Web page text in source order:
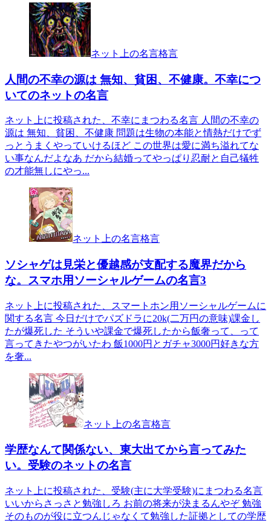
ネット上の名言格言
人間の不幸の源は 無知、貧困、不健康。不幸につ
いてのネットの名言
ネット上に投稿された、不幸にまつわる名言 人間の不幸の
源は 無知、貧困、不健康 問題は生物の本能と情熱だけでず
っとうまくやっていけるほど この世界は愛に満ち溢れてな
い事なんだよなあ だから結婚ってやっぱり忍耐と自己犠牲
の才能無しにやっ...
ネット上の名言格言
ソシャゲは見栄と優越感が支配する魔界だから
な。スマホ用ソーシャルゲームの名言3
ネット上に投稿された、スマートホン用ソーシャルゲームに
関する名言 今日だけでパズドラに20k(二万円の意味)課金し
たが爆死した そういや課金で爆死したから飯奢って、って
言ってきたやつがいたわ 飯1000円とガチャ3000円好きな方
を奢...
ネット上の名言格言
学歴なんて関係ない、東大出てから言ってみた
い。受験のネットの名言
ネット上に投稿された、受験(主に大学受験)にまつわる名言
いいからさっさと勉強しろ お前の将来が決まるんやぞ 勉強
そのものが役に立つんじゃなくて勉強した証拠としての学歴